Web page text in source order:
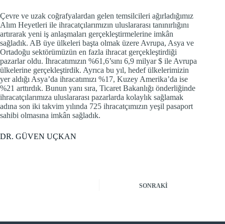
Çevre ve uzak coğrafyalardan gelen temsilcileri ağırladığımız
Alım Heyetleri ile ihracatçılarımızın uluslararası tanınırlığını
artırarak yeni iş anlaşmaları gerçekleştirmelerine imkân
sağladık. AB üye ülkeleri başta olmak üzere Avrupa, Asya ve
Ortadoğu sektörümüzün en fazla ihracat gerçekleştirdiği
pazarlar oldu. İhracatımızın %61,6’sını 6,9 milyar $ ile Avrupa
ülkelerine gerçekleştirdik. Ayrıca bu yıl, hedef ülkelerimizin
yer aldığı Asya’da ihracatımızı %17, Kuzey Amerika’da ise
%21 arttırdık. Bunun yanı sıra, Ticaret Bakanlığı önderliğinde
ihracatçılarımıza uluslararası pazarlarda kolaylık sağlamak
adına son iki takvim yılında 725 ihracatçımızın yeşil pasaport
sahibi olmasına imkân sağladık.
DR. GÜVEN UÇKAN
SONRAKI